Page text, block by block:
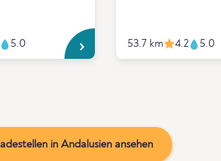
5.0 53.7 km 4.2 5.0
in Andalusien ansehen